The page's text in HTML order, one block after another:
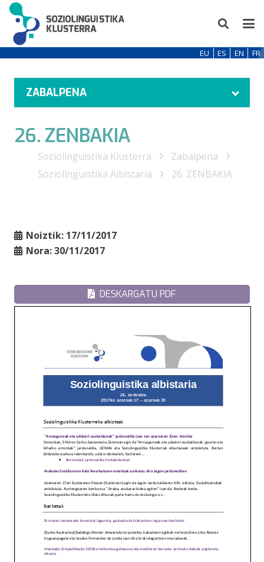
EU ES EN FR
ZABALPENA
26. ZENBAKIA
Soziolinguistika Klusterra
Zabalpena
Soziolinguistika Albistaria
26. ZENBAKIA
Noiztik: 17/11/2017
Nora:30/11/2017
DESKARGATU PDF